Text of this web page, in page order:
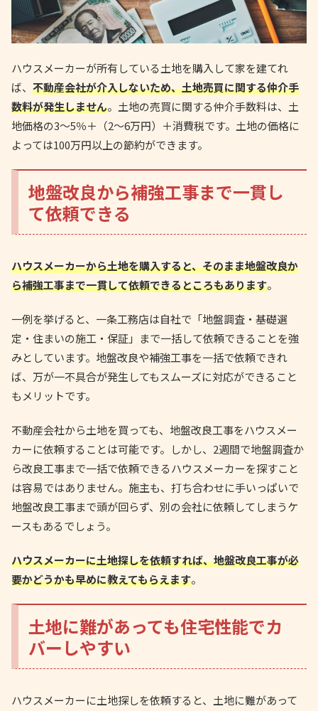
ハウスメーカーが所有している土地を購入して家を建てれ
ば、 不動産会社が介入しないため、土地売買に関する仲介手
数料が発生しません。土地の売買に関する仲介手数料は、土
地価格の3〜5％＋（2〜6万円）＋消費税です。土地の価格に
よっては100万円以上の節約ができます。
地盤改良から補強工事まで一貫し
て依頼できる
ハウスメーカーから土地を購入すると、そのまま地盤改良か
ら補強工事まで一貫して依頼できるところもあります。
一例を挙げると、一条工務店は自社で「地盤調査・基礎選
定・住まいの施工・保証」まで一括して依頼できることを強
みとしています。地盤改良や補強工事を一括で依頼できれ
ば、万が一不具合が発生してもスムーズに対応ができること
もメリットです。
不動産会社から土地を買っても、地盤改良工事をハウスメー
カーに依頼することは可能です。しかし、2週間で地盤調査か
ら改良工事まで一括で依頼できるハウスメーカーを探すこと
は容易ではありません。施主も、打ち合わせに手いっぱいで
地盤改良工事まで頭が回らず、別の会社に依頼してしまうケ
ースもあるでしょう。
ハウスメーカーに土地探しを依頼すれば、地盤改良工事が必
要かどうかも早めに教えてもらえます。
土地に難があっても住宅性能でカ
バーしやすい
ハウスメーカーに土地探しを依頼すると、土地に難があって